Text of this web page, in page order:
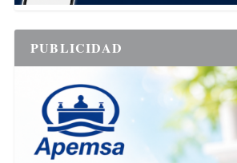
PUBLICIDAD